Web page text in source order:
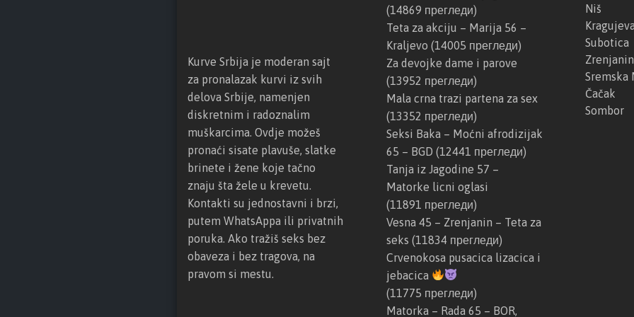
U
ž
i
c
e
,
Z
l
a
t
i
b
o
M
v
a
–
e
k
s
i
N
e
d
a
4
0
–
N
o
v
i
B
e
o
Kurve Srbija je moderan sajt
za pronalazak kurvi iz svih
delova Srbije, namenjen
diskretnim i radoznalim
muškarcima. Ovdje možeš
pronaći sisate plavuše, slatke
brinete i žene koje tačno
znaju šta žele u krevetu.
Kontakti su jednostavni i brzi,
putem WhatsAppa ili privatnih
poruka. Ako tražiš seks bez
obaveza i bez tragova, na
pravom si mestu.
(14869 прегледи)
Teta za akciju – Marija 56 –
Kraljevo (14005 прегледи)
Za devojke dame i parove
(13952 прегледи)
Mala crna trazi partena za sex
(13352 прегледи)
Seksi Baka – Moćni afrodizijak
65 – BGD (12441 прегледи)
Tanja iz Jagodine 57 –
Matorke licni oglasi
(11891 прегледи)
Vesna 45 – Zrenjanin – Teta za
seks (11834 прегледи)
Crvenokosa pusacica lizacica i
jebacica
(11775 прегледи)
Matorka – Rada 65 – BOR,
Niš
Subotica
Zrenjanin
Sremska
Čačak
Sombor